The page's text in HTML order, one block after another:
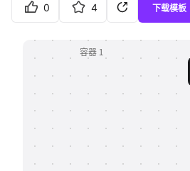
0 4 下载模板